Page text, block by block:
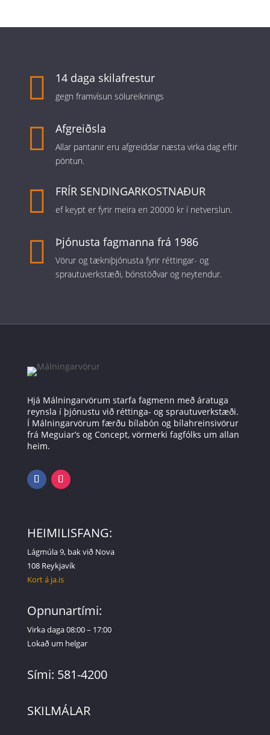
 14 daga skilafrestur
gegn framvísun sölureiknings
 Afgreiðsla
Allar pantanir eru afgreiddar næsta virka dag eftir
pöntun.
 FRÍR SENDINGARKOSTNAÐUR
ef keypt er fyrir meira en 20000 kr í netverslun.
 Þjónusta fagmanna frá 1986
Vörur og tækniþjónusta fyrir réttingar- og
sprautuverkstæði, bónstöðvar og neytendur.
Hjá Málningarvörum starfa fagmenn með áratuga
reynsla í þjónustu við réttinga- og sprautuverkstæði.
Í Málningarvörum færðu bílabón og bílahreinsivörur
frá Meguiar’s og Concept, vörmerki fagfólks um allan
heim.
HEIMILISFANG:
Lágmúla 9, bak við Nova
108 Reykjavík
Kort á ja.is
Opnunartími:
Virka daga 08:00 – 17:00
Lokað um helgar
Sími: 581-4200
SKILMÁLAR